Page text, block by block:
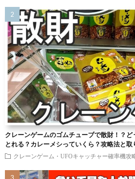
クレーンゲームのゴムチューブで散財！？
とれる？カレーメシっていくら？攻略法と取
クレーンゲーム・UFOキャッチャー確率機攻